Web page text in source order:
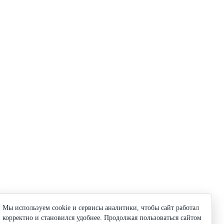
Мы используем cookie и сервисы аналитики, чтобы сайт работал
корректно и становился удобнее. Продолжая пользоваться сайтом